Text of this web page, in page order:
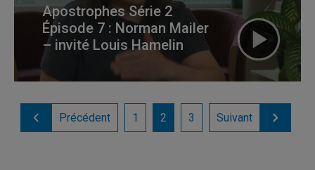
Apostrophes Série 2
Épisode 7 : Norman Mailer
– invité Louis Hamelin
Précédent 1 2 3 Suivant